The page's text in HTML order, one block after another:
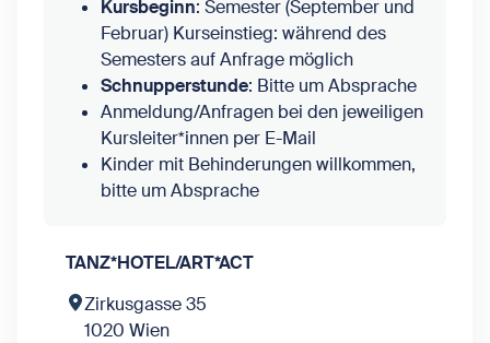
Kursbeginn: Semester (September und
Februar) Kurseinstieg: während des
Semesters auf Anfrage möglich
Schnupperstunde: Bitte um Absprache
Anmeldung/Anfragen bei den jeweiligen
Kursleiter*innen per E-Mail
Kinder mit Behinderungen willkommen,
bitte um Absprache
TANZ*HOTEL/ART*ACT
Zirkusgasse 35
1020 Wien